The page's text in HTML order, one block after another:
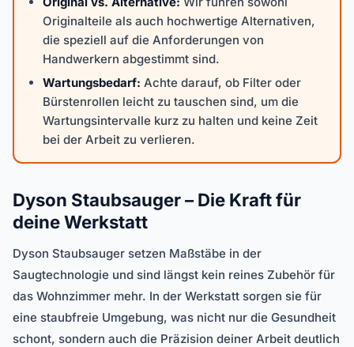
Originalteile als auch hochwertige Alternativen,
die speziell auf die Anforderungen von
Handwerkern abgestimmt sind.
Wartungsbedarf: Achte darauf, ob Filter oder
Bürstenrollen leicht zu tauschen sind, um die
Wartungsintervalle kurz zu halten und keine Zeit
bei der Arbeit zu verlieren.
Dyson Staubsauger – Die Kraft für
deine Werkstatt
Dyson Staubsauger setzen Maßstäbe in der
Saugtechnologie und sind längst kein reines Zubehör für
das Wohnzimmer mehr. In der Werkstatt sorgen sie für
eine staubfreie Umgebung, was nicht nur die Gesundheit
schont, sondern auch die Präzision deiner Arbeit deutlich